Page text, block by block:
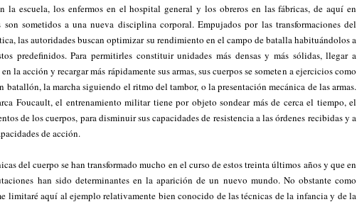
la escuela, los enfermos en el hospital general y los obreros en las fábricas, de aquí en
son sometidos a una nueva disciplina corporal. Empujados por las transformaciones del
las autoridades buscan optimizar su rendimiento en el campo de batalla habituándolos a
predefinidos. Para permitirles constituir unidades más densas y más sólidas, llegar a
la acción y recargar más rápidamente sus armas, sus cuerpos se someten a ejercicios como
batallón, la marcha siguiendo el ritmo del tambor, o la presentación mecánica de las armas.
Foucault, el entrenamiento militar tiene por objeto sondear más de cerca el tiempo, el
de los cuerpos, para disminuir sus capacidades de resistencia a las órdenes recibidas y a
de acción.
del cuerpo se han transformado mucho en el curso de estos treinta últimos años y que en
han sido determinantes en la aparición de un nuevo mundo. No obstante como
limitaré aquí al ejemplo relativamente bien conocido de las técnicas de la infancia y de la